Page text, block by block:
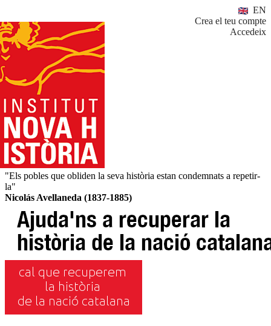
EN
Crea el teu compte
Accedeix
"Els pobles que obliden la seva història estan condemnats a repetir-
la"
Nicolás Avellaneda (1837-1885)